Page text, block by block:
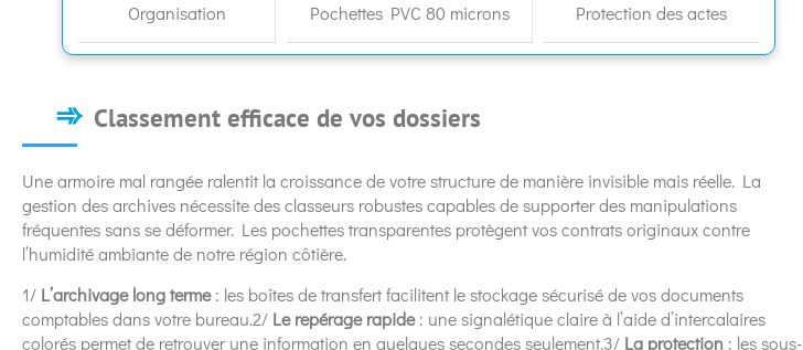
Organisation Pochettes PVC 80 microns Protection des actes
Classement efficace de vos dossiers
Une armoire mal rangée ralentit la croissance de votre structure de manière invisible mais réelle. La
gestion des archives nécessite des classeurs robustes capables de supporter des manipulations
fréquentes sans se déformer. Les pochettes transparentes protègent vos contrats originaux contre
l’humidité ambiante de notre région côtière.
1/ L’archivage long terme: les boîtes de transfert facilitent le stockage sécurisé de vos documents
comptables dans votre bureau.2/ Le repérage rapide: une signalétique claire à l’aide d’intercalaires
colorés permet de retrouver une information en quelques secondes seulement.3/ La protection : les sous-